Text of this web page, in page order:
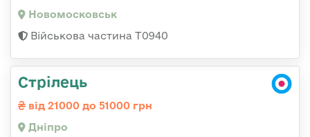
Новомосковськ
Військова частина Т0940
Стрілець
від 21000 до 51000 грн
Дніпро